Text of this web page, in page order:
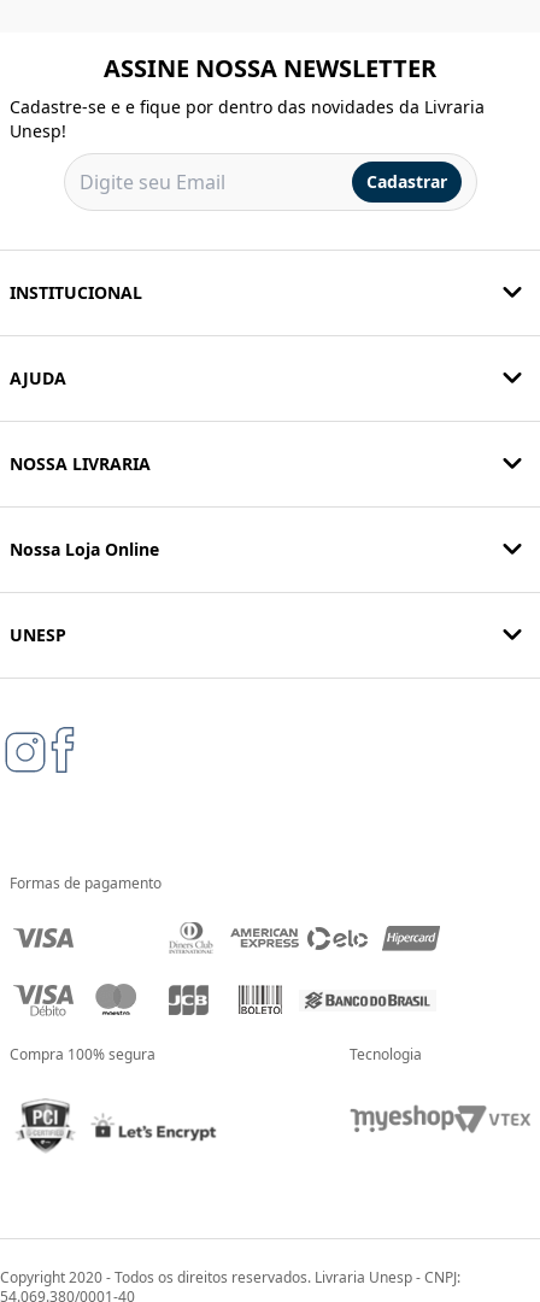
ASSINE NOSSA NEWSLETTER
Cadastre-se e e fique por dentro das novidades da Livraria
Unesp!
Cadastrar
INSTITUCIONAL
AJUDA
NOSSA LIVRARIA
Nossa Loja Online
UNESP
Formas de pagamento
Compra 100% segura Tecnologia
Copyright 2020 - Todos os direitos reservados. Livraria Unesp - CNPJ:
54.069.380/0001-40